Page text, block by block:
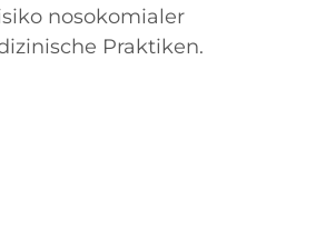
nosokomialer
Praktiken.